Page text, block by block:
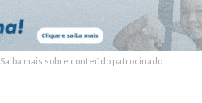
Saiba mais sobre conteúdo patrocinado
Saiba mais sobre conteúdo patrocinado